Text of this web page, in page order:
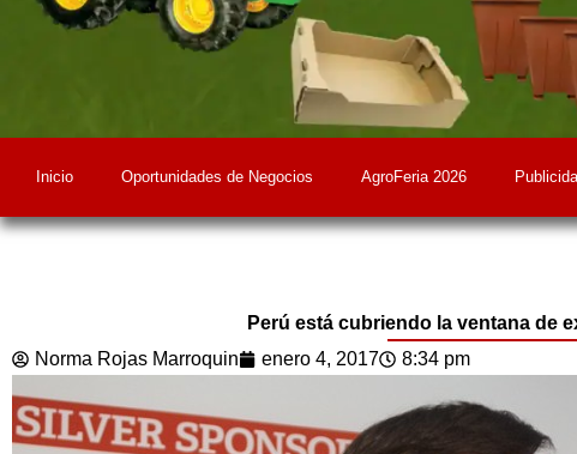
Inicio Oportunidades de Negocios AgroFeria 2026
Perú está cubriendo la ventana de
Norma Rojas Marroquin
enero 4, 2017 8:34 pm